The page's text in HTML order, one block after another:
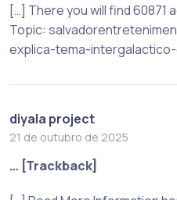
[…] There you will find 60871
Topic:
explica-tema-
diyala project
21 de outubro de 2025
… [Trackback]